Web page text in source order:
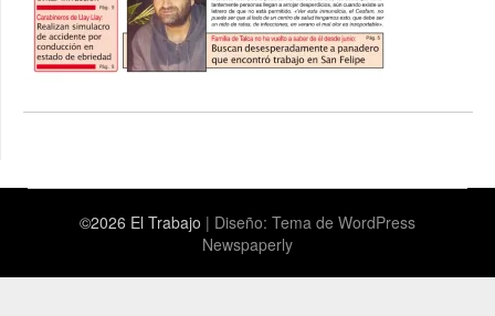
©2026 El Trabajo | Diseño: Tema de WordPress
Newspaperly